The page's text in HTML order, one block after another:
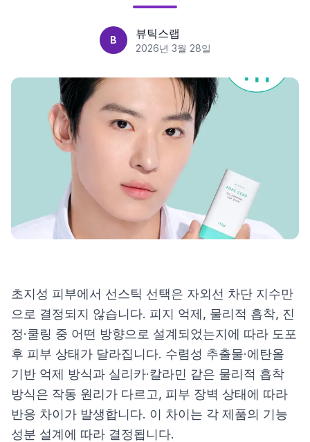
루틴탐색
제품비교
Login
B 뷰틱스랩
2026년 3월 28일
초지성 피부에서 선스틱 선택은 자외선 차단 지수만
으로 결정되지 않습니다. 피지 억제, 물리적 흡착, 진
정·쿨링 중 어떤 방향으로 설계되었는지에 따라 도포
후 피부 상태가 달라집니다. 수렴성 추출물·에탄올
기반 억제 방식과 실리카·칼라민 같은 물리적 흡착
방식은 작동 원리가 다르고, 피부 장벽 상태에 따라
반응 차이가 발생합니다. 이 차이는 각 제품의 기능
성분 설계에 따라 결정됩니다.